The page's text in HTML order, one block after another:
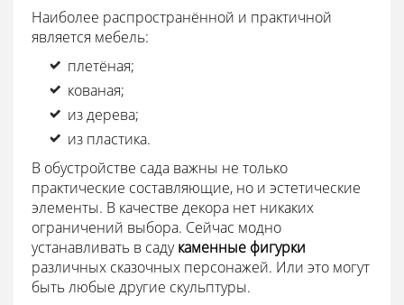
Наиболее распространённой и практичной
является мебель:
плетёная;
кованая;
из дерева;
из пластика.
В обустройстве сада важны не только
практические составляющие, но и эстетические
элементы. В качестве декора нет никаких
ограничений выбора. Сейчас модно
устанавливать в садукаменные фигурки
различных сказочных персонажей. Или это могут
быть любые другие скульптуры.